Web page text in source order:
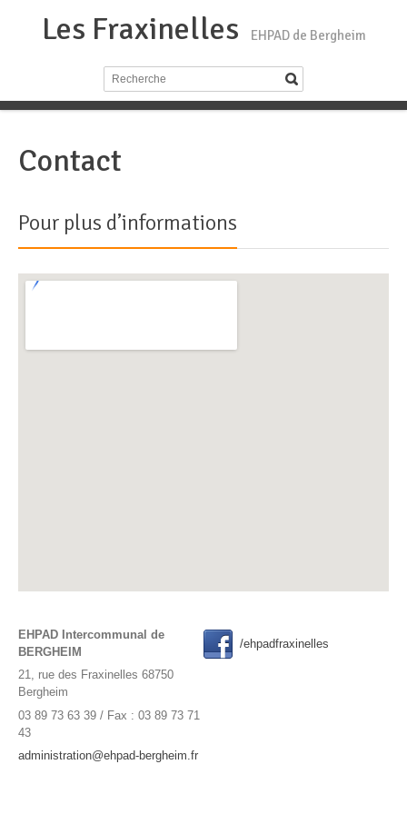
Les Fraxinelles EHPAD de Bergheim
Contact
Pour plus d’informations
EHPAD Intercommunal de
BERGHEIM
21, rue des Fraxinelles 68750
Bergheim
03 89 73 63 39 / Fax : 03 89 73 71
43
administration@ehpad-bergheim.fr
/ehpadfraxinelles